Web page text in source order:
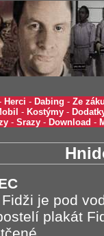
Herci - Dabing - Ze
- Kostýmy -
- Srazy - Download -
je pod
plakát